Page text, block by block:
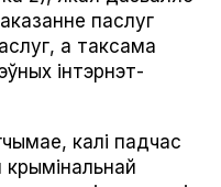
паслуг
а таксама
інтэрнэт-
калі падчас
крымінальнай